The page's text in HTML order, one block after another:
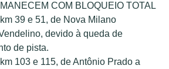
COM BLOQUEIO TOTAL
39 e 51, de Nova Milano
devido à queda de
de pista.
103 e 115, de Antônio Prado a